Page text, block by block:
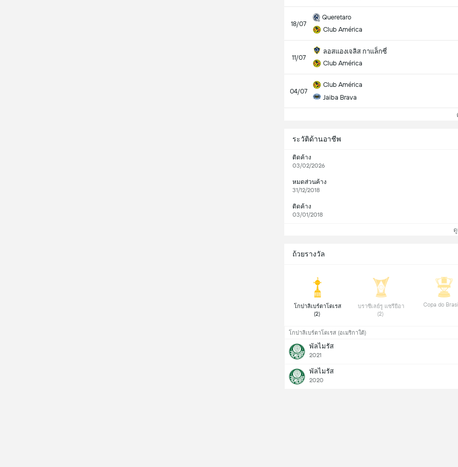
18/07
Queretaro
Club América
11/07
ลอสแองเจลิส กาแล็กซี่
Club América
04/07
Club América
Jaiba Brava
ระวัติด้านอาชีพ
ติดค้าง
03/02/2026
หมดส่วนค้าง
31/12/2018
ติดค้าง
03/01/2018
ถ้วยรางวัล
โกปาลิเบร์ตาโดเรส
(2)
บราซีเลย์รู แซรียีอา
(2)
โกปาลิเบร์ตาโดเรส (อเมริกาใต้)
พัลไมรัส
2021
พัลไมรัส
2020